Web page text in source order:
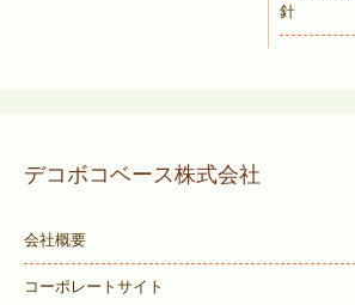
針
デコボコベース株式会社
会社概要
コーポレートサイト